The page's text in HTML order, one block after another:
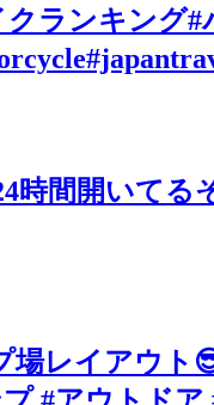
ランキング#
時間開いてる
場レイアウト